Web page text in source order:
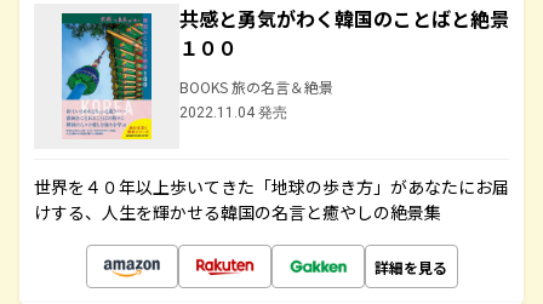
共感と勇気がわく韓国のことばと絶景
１００
BOOKS 旅の名言＆絶景
2022.11.04 発売
世界を４０年以上歩いてきた「地球の歩き方」があなたにお届
けする、人生を輝かせる韓国の名言と癒やしの絶景集
詳細を見る